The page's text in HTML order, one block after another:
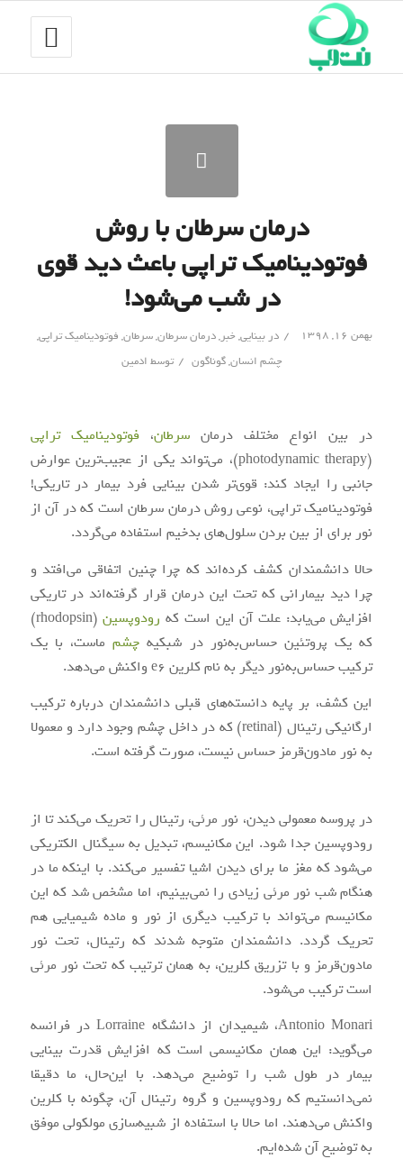
درمان سرطان با روش
فوتودینامیک تراپی باعث دید قوی
در شب می‌شود!
بهمن ۱۶, ۱۳۹۸ / دربینایی,خبر,درمان سرطان,سرطان, فوتودینامیک تراپی,
چشم انسان,گوناگون / توسط ادمین
در بین انواع مختلف درمانسرطان،فوتودینامیک تراپی
(photodynamic therapy)، می‌تواند یکی از عجیب‌ترین عوارض
جانبی را ایجاد کند: قوی‌تر شدن بینایی فرد بیمار در تاریکی!
فوتودینامیک تراپی، نوعی روش درمان سرطان است که در آن از
نور برای از بین بردن سلول‌های بدخیم استفاده می‌گردد.
حالا دانشمندان کشف کرده‌اند که چرا چنین اتفاقی می‌افتد و
چرا دید بیمارانی که تحت این درمان قرار گرفته‌اند در تاریکی
افزایش می‌یابد: علت آن این است که رودوپسین
(rhodopsin)
که یک پروتئین حساس‌به‌نور در شبکیه چشمماست، با یک
ترکیب حساس‌به‌نور دیگر به نام کلرین e6 واکنش می‌دهد.
این کشف، بر پایه دانسته‌های قبلی دانشمندان درباره ترکیب
ارگانیکی رتینال (retinal) که در داخل چشم وجود دارد و معمولا
به نور مادون‌قرمز حساس نیست، صورت گرفته است.
در پروسه معمولی دیدن، نور مرئی، رتینال را تحریک می‌کند تا از
رودوپسین جدا شود. این مکانیسم، تبدیل به سیگنال الکتریکی‌
می‌شود که مغز ما برای دیدن اشیا تفسیر می‌کند. با اینکه مادر
هنگام شب نور مرئی زیادی را نمی‌بینیم، اما مشخص شد که این
مکانیسم می‌تواند با ترکیب دیگری از نور و ماده شیمیایی هم
تحریک گردد. دانشمندان متوجه شدند که رتینال،تحت نور
مادون‌قرمز و با تزریق کلرین، به همان ترتیب که تحت نور مرئی
است ترکیب می‌شود.
Antonio Monari، شیمیدان از دانشگاه Lorraine در فرانسه
می‌گوید: این همان مکانیسمی است که افزایش قدرت بینایی
بیمار در طول شب را توضیح می‌دهد. با این‌حال، ما دقیقا
نمی‌دانستیم که رودوپسین و گروه رتینال آن، چگونه با کلرین
واکنش می‌دهند. اما حالا با استفاده از شبیه‌سازی مولکولی موفق
به توضیح آنشده‌ایم.